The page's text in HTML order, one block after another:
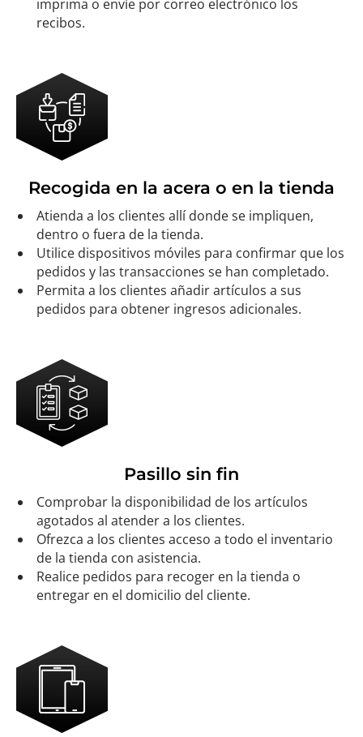
imprima o envíe por correo electrónico los
recibos.
Recogida en la acera o en la tienda
Atienda a los clientes allí donde se impliquen,
dentro o fuera de la tienda.
Utilice dispositivos móviles para confirmar que los
pedidos y las transacciones se han completado.
Permita a los clientes añadir artículos a sus
pedidos para obtener ingresos adicionales.
Pasillo sin fin
Comprobar la disponibilidad de los artículos
agotados al atender a los clientes.
Ofrezca a los clientes acceso a todo el inventario
de la tienda con asistencia.
Realice pedidos para recoger en la tienda o
entregar en el domicilio del cliente.